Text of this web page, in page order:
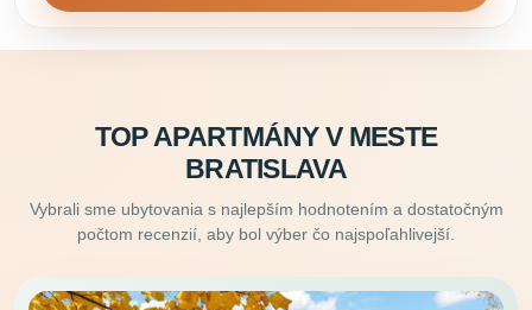
TOP APARTMÁNY V MESTE
BRATISLAVA
Vybrali sme ubytovania s najlepším hodnotením a dostatočným
počtom recenzií, aby bol výber čo najspoľahlivejší.